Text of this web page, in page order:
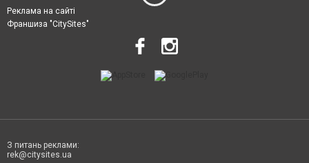
Реклама на сайті
Франшиза "CitySites"
З питань реклами:
rek@citysites.ua